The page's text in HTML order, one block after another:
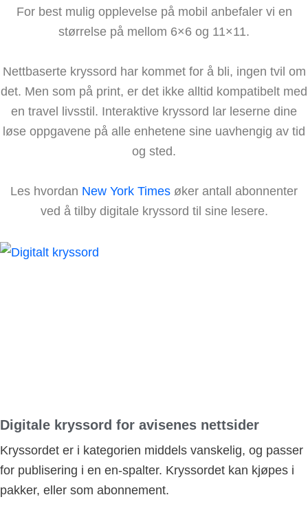
For best mulig opplevelse på mobil anbefaler vi en
størrelse på mellom 6×6 og 11×11.
Nettbaserte kryssord har kommet for å bli, ingen tvil om
det. Men som på print, er det ikke alltid kompatibelt med
en travel livsstil. Interaktive kryssord lar leserne dine
løse oppgavene på alle enhetene sine uavhengig av tid
og sted.
Les hvordan New York Times øker antall abonnenter
ved å tilby digitale kryssord til sine lesere.
Digitale kryssord for avisenes nettsider
Kryssordet er i kategorien middels vanskelig, og passer
for publisering i en en-spalter. Kryssordet kan kjøpes i
pakker, eller som abonnement.